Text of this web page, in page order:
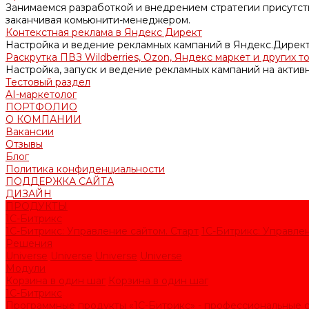
Занимаемся разработкой и внедрением стратегии
заканчивая комьюнити-менеджером.
Контекстная реклама в Яндекс Директ
Настройка и ведение рекламных кампаний в
Раскрутка ПВЗ Wildberries, Ozon, Яндекс маркет и других
Настройка, запуск и ведение рекламных кампаний на
Тестовый раздел
AI-маркетолог
ПОРТФОЛИО
О КОМПАНИИ
Вакансии
Отзывы
Блог
Политика конфиденциальности
ПОДДЕРЖКА САЙТА
ДИЗАЙН
ПРОДУКТЫ
1С-Битрикс
1С-Битрикс: Управление сайтом. Старт 1С-Битрикс:
Решения
Universe Universe Universe Universe
Модули
Корзина в один шаг Корзина в один шаг
1С-Битрикс
Программные продукты «1С-Битрикс» - профессиональные